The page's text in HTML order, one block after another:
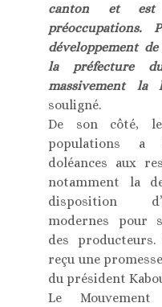
canton et
préoccupations.
développement
la préfecture
massivement la
souligné.
De son côté,
populations a
doléances aux
notamment la
disposition
modernes pour
des
reçu une
du président
Le Mouvement